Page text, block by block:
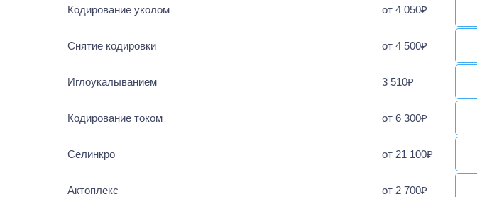
Кодирование уколом от 4 050₽
Снятие кодировки от 4 500₽
Иглоукалыванием 3 510₽
Кодирование током от 6 300₽
Селинкро от 21 100₽
Актоплекс от 2 700₽